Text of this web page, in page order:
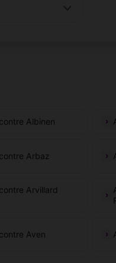
Albinen
Arbaz
Arvillard
Aven